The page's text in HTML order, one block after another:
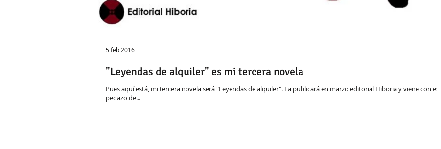
"Leyendas de alquiler" es mi tercera novela
Pues aquí está, mi tercera novela será "Leyendas de alquiler". La publicará en marzo editorial Hiboria y viene con este
pedazo de...
5 feb 2016